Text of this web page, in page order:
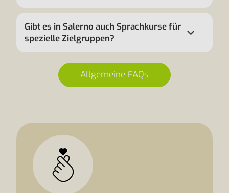
Gibt es in Salerno auch Sprachkurse für
spezielle Zielgruppen?
Allgemeine FAQs